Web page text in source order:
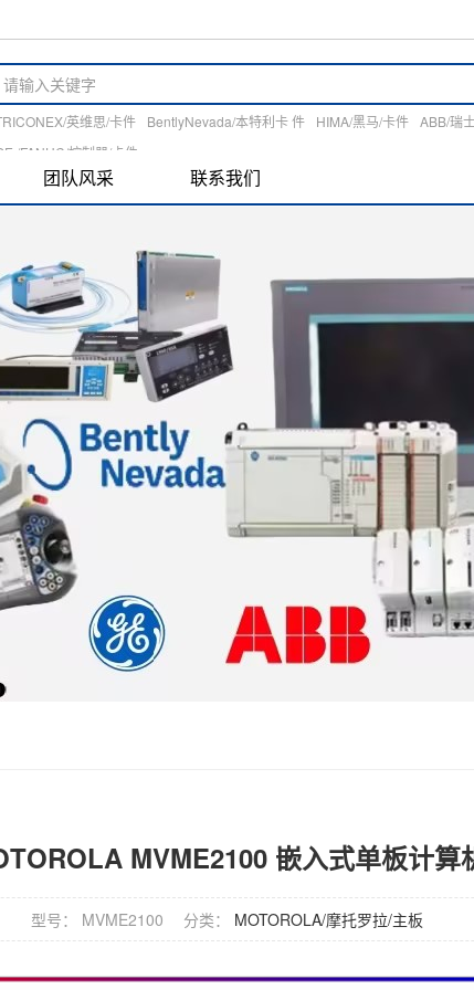
英维思/卡件 BentlyNevada/本特利卡 件 HIMA/黑马/卡件 ABB/瑞
/FANUC/控制器/卡件
团队风采 联系我们
MVME2100 嵌入式单板计算
型号： MVME2100 分类： MOTOROLA/摩托罗拉/主板